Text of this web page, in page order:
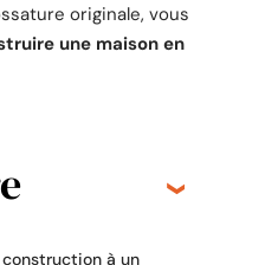
originale, vous
une maison en
à un